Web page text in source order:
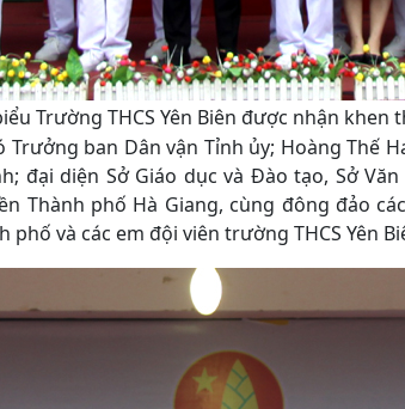
Trường THCS Yên Biên được nhận
ban Dân vận Tỉnh ủy; Hoàng Thế
đại diện Sở Giáo dục và Đào tạo, Sở Văn
Thành phố Hà Giang, cùng đông đảo
và các em đội viên trường THCS Yên